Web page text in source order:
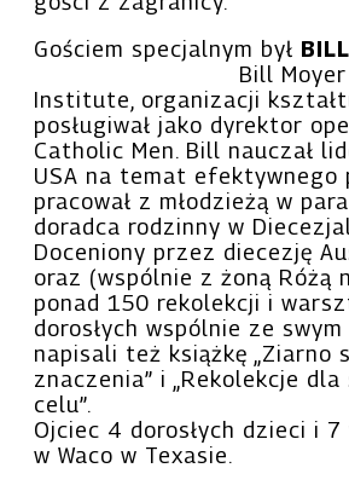
Gościem specjalnym był
Bill
Institute, organizacji
posługiwał jako dyrektor
Catholic Men. Bill nauczał
USA na temat
pracował z młodzieżą w
doradca rodzinny w
Doceniony przez diecezję
oraz (wspólnie z żoną Różą
ponad 150 rekolekcji i
dorosłych wspólnie ze
napisali też książkę „Ziarno
znaczenia” i „Rekolekcje
celu”.
Ojciec 4 dorosłych dzieci i
w Waco w Texasie.